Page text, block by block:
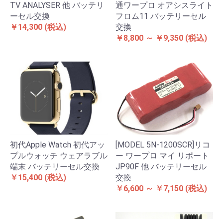
TV ANALYSER 他 バッテリ
ーセル交換
￥14,300 (税込)
通ワープロ オアシスライト
フロム11 バッテリーセル
交換
￥8,800 ～ ￥9,350 (税込)
初代Apple Watch 初代アッ
プルウォッチ ウェアラブル
端末 バッテリーセル交換
￥15,400 (税込)
[MODEL 5N-1200SCR]リコ
ー ワープロ マイ リポート
JP90F 他 バッテリーセル
交換
￥6,600 ～ ￥7,150 (税込)